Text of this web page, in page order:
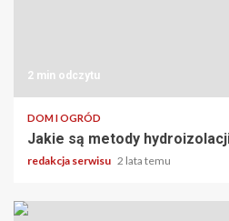
2 min odczytu
DOM I OGRÓD
Jakie są metody
redakcja serwisu 2 lata temu